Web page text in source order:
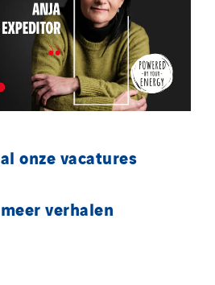
al onzevacatures
meerverhalen